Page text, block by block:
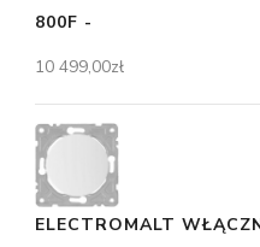
800F -
10 499,00zł
ELECTROMALT